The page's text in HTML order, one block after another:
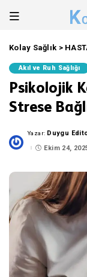
Kolay Sağlık>
Akıl ve Ruh Sağlığı
Psikolojik
Strese
Posted
Yazar: Duygu
Ekim 24,